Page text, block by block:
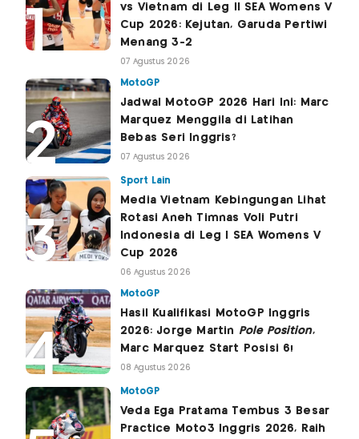
vs Vietnam di Leg II SEA Womens V
Cup 2026: Kejutan, Garuda Pertiwi
Menang 3-2
07 Agustus 2026
MotoGP
Jadwal MotoGP 2026 Hari Ini: Marc
Marquez Menggila di Latihan
Bebas Seri Inggris?
07 Agustus 2026
Sport Lain
Media Vietnam Kebingungan Lihat
Rotasi Aneh Timnas Voli Putri
Indonesia di Leg I SEA Womens V
Cup 2026
06 Agustus 2026
MotoGP
Hasil Kualifikasi MotoGP Inggris
2026: Jorge Martin Pole Position,
Marc Marquez Start Posisi 6!
08 Agustus 2026
MotoGP
Veda Ega Pratama Tembus 3 Besar
Practice Moto3 Inggris 2026, Raih